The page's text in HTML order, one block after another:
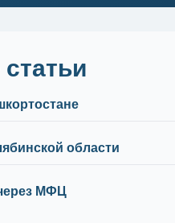
области
МФЦ